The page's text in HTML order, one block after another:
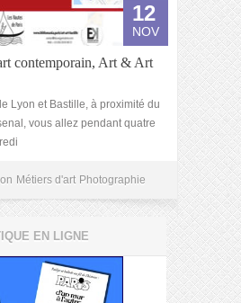
12
NOV
contemporain, Art & Art
Lyon et Bastille, à proximité du
vous allez pendant quatre
Métiers d'art Photographie
EN LIGNE